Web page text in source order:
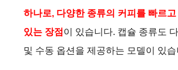
하나로, 다양한 종류의 커피를 빠르
있는 장점 이 있습니다. 캡슐 종류도
및 수동 옵션을 제공하는 모델이 있습